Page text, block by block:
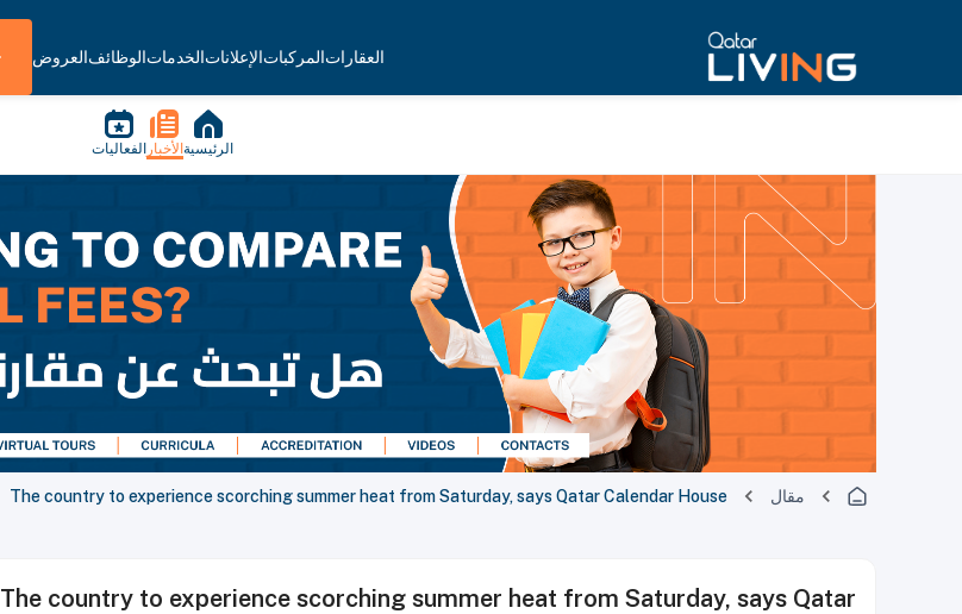
العقاراتالمركباتالإعلاناتالخدماتالوظائفالعروض
الرئيسية الأخبار الفعاليات
مقال The country to experience scorching summer heat from Saturday, says Qatar Calendar House
The country to experience scorching summer heat from Saturday, says Qatar